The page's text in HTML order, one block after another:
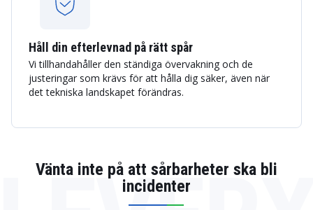
Håll din efterlevnad på rätt spår
Vi tillhandahåller den ständiga övervakning och de
justeringar som krävs för att hålla dig säker, även när
det tekniska landskapet förändras.
Vänta inte på att sårbarheter ska bli
incidenter